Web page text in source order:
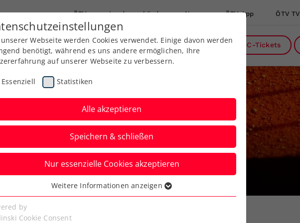
ÖTV Landesverbände News ÖTV App ÖTV TV
Ausbildung Services Über uns DC-Tickets
Webseite werden Cookies verwendet. Einige davon werden
benötigt, während es uns andere ermöglichen, Ihre
auf unserer Webseite zu verbessern.
Essenziell Statistiken
Alle akzeptieren
Speichern & schließen
Nur essenzielle Cookies akzeptieren
Cookies werden für grundlegende Funktionen der
benötigt. Dadurch ist gewährleistet, dass die Webseite
Weitere Informationen anzeigen
by
Cookie Consent